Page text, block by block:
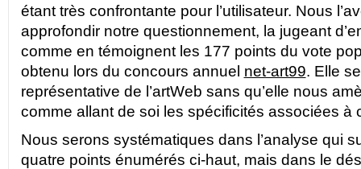
étant très confrontante pour l’utilisateur. Nous
approfondir notre questionnement, la jugeant
comme en témoignent les 177 points du vote
obtenu lors du concours annuel net-art99. Elle
représentative de l’artWeb sans qu’elle nous
comme allant de soi les spécificités associées à
Nous serons systématiques dans l’analyse qui
quatre points énumérés ci-haut, mais dans le